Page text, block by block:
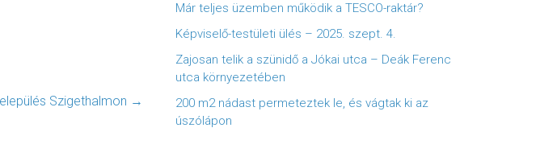
Szigethalmon →
Már teljes üzemben működik a TESCO-raktár?
Képviselő-testületi ülés – 2025. szept. 4.
Zajosan telik a szünidő a Jókai utca – Deák Ferenc
utca környezetében
200 m2 nádast permeteztek le, és vágtak ki az
úszólápon